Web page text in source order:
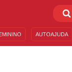
AUTOAJUDA